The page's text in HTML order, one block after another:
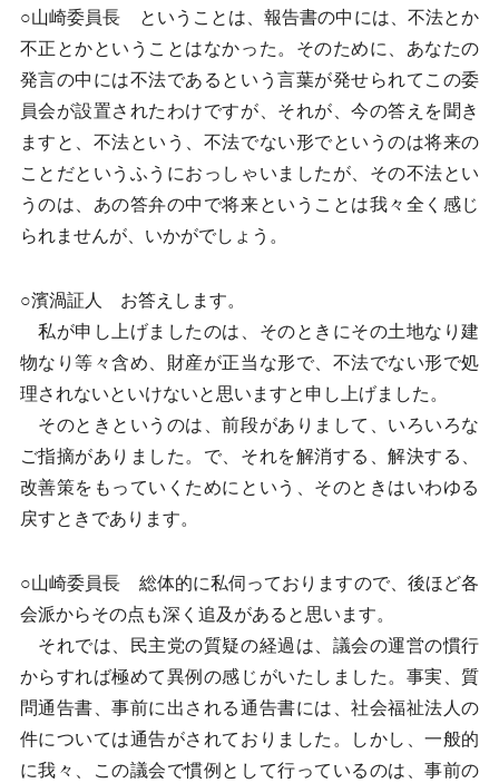
○山崎委員長 ということは、報告書の中には、不法とか
不正とかということはなかった。そのために、あなたの
発言の中には不法であるという言葉が発せられてこの委
員会が設置されたわけですが、それが、今の答えを聞き
ますと、不法という、不法でない形でというのは将来の
ことだというふうにおっしゃいましたが、その不法とい
うのは、あの答弁の中で将来ということは我々全く感じ
られませんが、いかがでしょう。
○濱渦証人 お答えします。
私が申し上げましたのは、そのときにその土地なり建
物なり等々含め、財産が正当な形で、不法でない形で処
理されないといけないと思いますと申し上げました。
そのときというのは、前段がありまして、いろいろな
ご指摘がありました。で、それを解消する、解決する、
改善策をもっていくためにという、そのときはいわゆる
戻すときであります。
○山崎委員長 総体的に私伺っておりますので、後ほど各
会派からその点も深く追及があると思います。
それでは、民主党の質疑の経過は、議会の運営の慣行
からすれば極めて異例の感じがいたしました。事実、質
問通告書、事前に出される通告書には、社会福祉法人の
件については通告がされておりました。しかし、一般的
に我々、この議会で慣例として行っているのは、事前の